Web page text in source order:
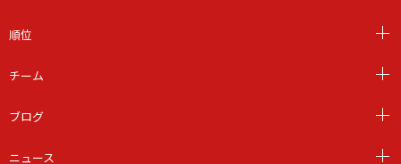
順位
チーム
ブログ
ニュース